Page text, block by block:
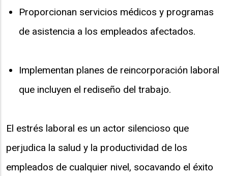
Proporcionan servicios médicos y programas
de asistencia a los empleados afectados.
Implementan planes de reincorporación laboral
que incluyen el rediseño del trabajo.
El estrés laboral es un actor silencioso que
perjudica la salud y la productividad de los
empleados de cualquier nivel, socavando el éxito